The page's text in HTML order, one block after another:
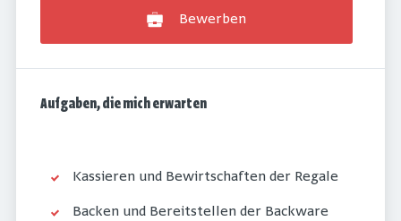
Bewerben
Aufgaben, die mich erwarten
Kassieren und Bewirtschaften der Regale
Backen und Bereitstellen der Backware